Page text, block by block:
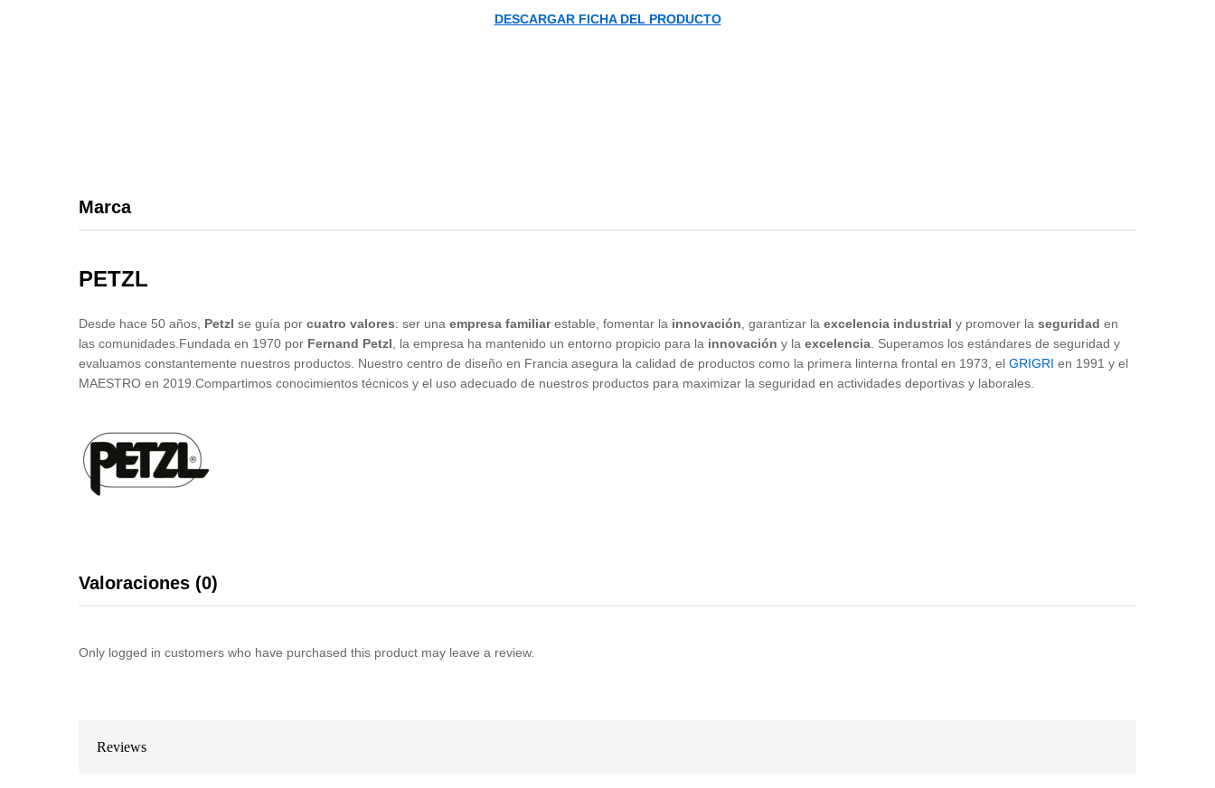
DESCARGAR FICHA DEL PRODUCTO
Marca
PETZL
Desde hace 50 años, Petzl se guía por cuatro valores: ser una empresa familiarestable, fomentar la innovación, garantizar la excelencia industrial y promover la seguridad en
las comunidades.Fundada en 1970 por Fernand Petzl, la empresa ha mantenido un entorno propicio para la innovación y la excelencia. Superamos los estándares de seguridad y
evaluamos constantemente nuestros productos. Nuestro centro de diseño en Francia asegura la calidad de productos como la primera linterna frontal en 1973, el GRIGRI en 1991 y el
MAESTRO en 2019.Compartimos conocimientos técnicos y el uso adecuado de nuestros productos para maximizar la seguridad en actividades deportivas y laborales.
Valoraciones (0)
Only logged in customers who have purchased this product may leave a review.
Reviews